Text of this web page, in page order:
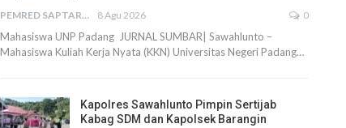
PEMRED SAPTARIUS 8 Agu 2026 0
Mahasiswa UNP Padang JURNAL SUMBAR| Sawahlunto –
Mahasiswa Kuliah Kerja Nyata (KKN) Universitas Negeri Padang…
Kapolres Sawahlunto Pimpin Sertijab
Kabag SDM dan Kapolsek Barangin